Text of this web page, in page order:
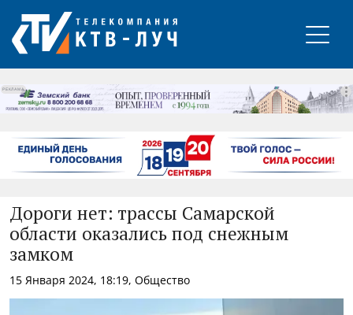
РЕКЛАМА
Дороги нет: трассы Самарской
области оказались под снежным
замком
15 Января 2024, 18:19, Общество